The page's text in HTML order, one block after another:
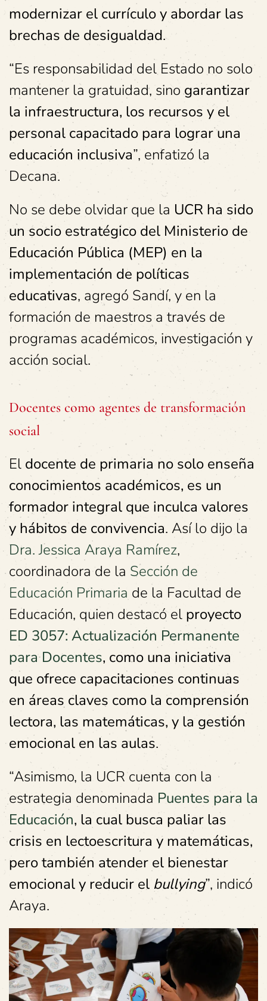
modernizar el currículo y abordar las
brechas de desigualdad.
“Es responsabilidad del Estado no solo
mantener la gratuidad, sinogarantizar
la infraestructura, los recursos y el
personal capacitado para lograr una
educación inclusiva”, enfatizó la
Decana.
No se debe olvidar que la UCR ha sido
un socio estratégico del Ministerio de
Educación Pública (MEP) en la
implementación de políticas
educativas, agregó Sandí, y en la
formación de maestros a través de
programas académicos, investigación y
acción social.
Docentes como agentes de transformación
social
El docente de primaria no solo enseña
conocimientos académicos, es un
formador integral que inculca valores
y hábitos de convivencia. Así lo dijo la
Dra. Jessica Araya Ramírez,
coordinadora de la Sección de
Educación Primaria de la Facultad de
Educación, quien destacó el proyecto
ED 3057: Actualización Permanente
para Docentes, como una iniciativa
que ofrece capacitaciones continuas
en áreas claves como la comprensión
lectora, las matemáticas, y la gestión
emocional en las aulas.
“Asimismo, la UCR cuenta con la
estrategia denominada Puentes para la
Educación, la cual busca paliar las
crisis en lectoescritura y matemáticas,
pero también atender el bienestar
emocional y reducir el bullying”, indicó
Araya.